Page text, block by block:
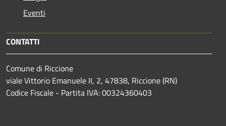
Eventi
CONTATTI
Comune di Riccione
viale Vittorio Emanuele II, 2, 47838, Riccione (RN)
Codice Fiscale - Partita IVA: 00324360403